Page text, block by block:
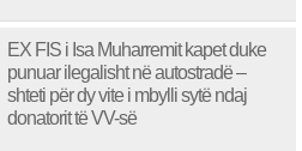
EX FIS i Isa Muharremit kapet duke
punuar ilegalisht në autostradë –
shteti për dy vite i mbylli sytë ndaj
donatorit të VV-së